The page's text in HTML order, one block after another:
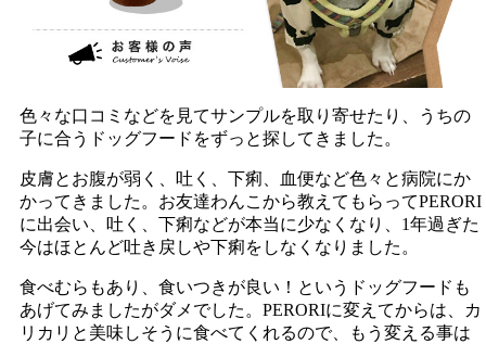
色々な口コミなどを見てサンプルを取り寄せたり、うちの
子に合うドッグフードをずっと探してきました。
皮膚とお腹が弱く、吐く、下痢、血便など色々と病院にか
かってきました。お友達わんこから教えてもらってPERORI
に出会い、吐く、下痢などが本当に少なくなり、1年過ぎた
今はほとんど吐き戻しや下痢をしなくなりました。
食べむらもあり、食いつきが良い！というドッグフードも
あげてみましたがダメでした。PERORIに変えてからは、カ
リカリと美味しそうに食べてくれるので、もう変える事は